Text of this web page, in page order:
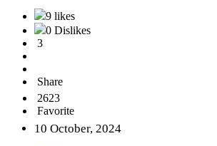
9 likes
0 Dislikes
3
Share
2623
Favorite
10 October, 2024